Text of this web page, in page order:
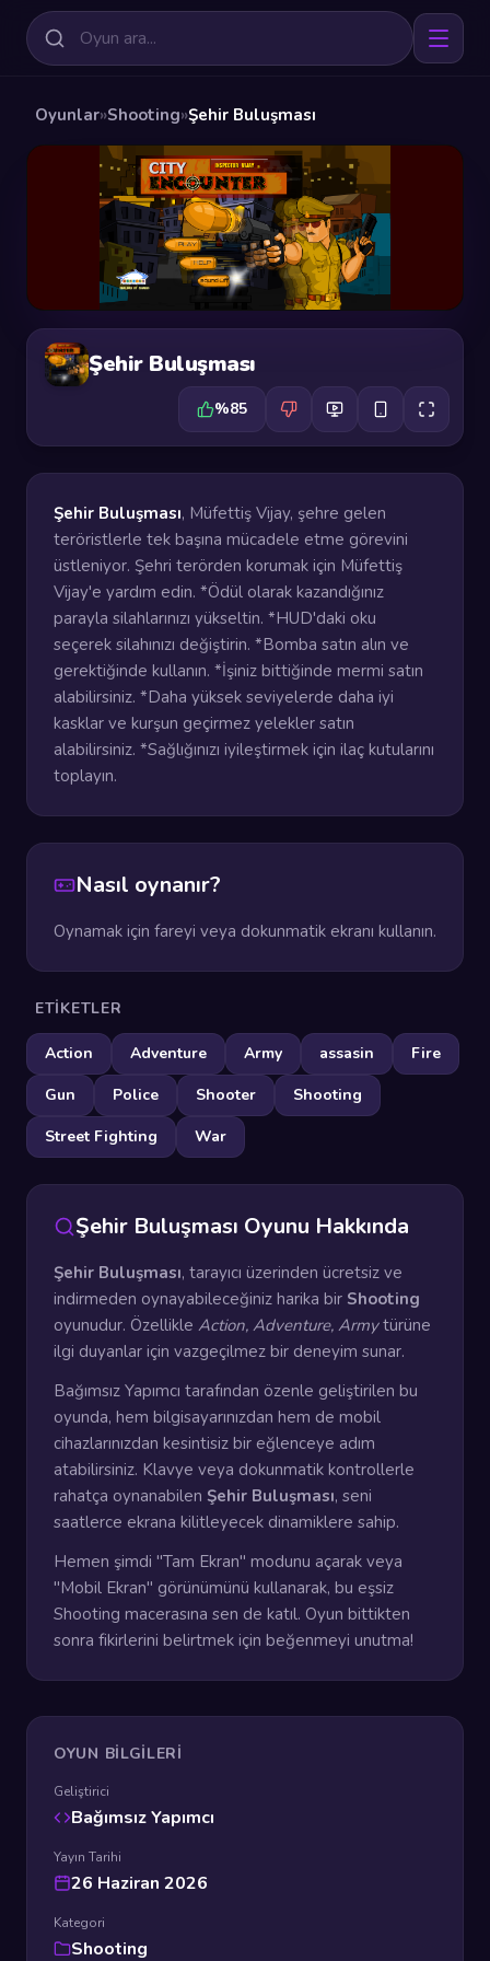
Oyunlar»Shooting»Şehir Buluşması
Şehir Buluşması
%85
Şehir Buluşması, Müfettiş Vijay, şehre gelen
teröristlerle tek başına mücadele etme görevini
üstleniyor. Şehri terörden korumak için Müfettiş
Vijay'e yardım edin. *Ödül olarak kazandığınız
parayla silahlarınızı yükseltin. *HUD'daki oku
seçerek silahınızı değiştirin. *Bomba satın alın ve
gerektiğinde kullanın. *İşiniz bittiğinde mermi satın
alabilirsiniz. *Daha yüksek seviyelerde daha iyi
kasklar ve kurşun geçirmez yelekler satın
alabilirsiniz. *Sağlığınızı iyileştirmek için ilaç kutularını
toplayın.
Nasıl oynanır?
Oynamak için fareyi veya dokunmatik ekranı kullanın.
ETIKETLER
Action Adventure Army assasin
Fire
Gun
Police Shooter
Shooting
Street Fighting
War
Şehir Buluşması Oyunu Hakkında
Şehir Buluşması, tarayıcı üzerinden ücretsiz ve
indirmeden oynayabileceğiniz harika bir Shooting
oyunudur. Özellikle Action, Adventure, Armytürüne
ilgi duyanlar için vazgeçilmez bir deneyim sunar.
Bağımsız Yapımcı tarafından özenle geliştirilen bu
oyunda, hem bilgisayarınızdan hem de mobil
cihazlarınızdan kesintisiz bir eğlenceye adım
atabilirsiniz. Klavye veya dokunmatik kontrollerle
rahatça oynanabilen Şehir Buluşması, seni
saatlerce ekrana kilitleyecek dinamiklere sahip.
Hemen şimdi "Tam Ekran" modunu açarak veya
"Mobil Ekran" görünümünü kullanarak, bu eşsiz
Shooting macerasına sen de katıl. Oyun bittikten
sonra fikirlerini belirtmek için beğenmeyi unutma!
OYUN BILGILERI
Geliştirici
Bağımsız Yapımcı
Yayın Tarihi
26 Haziran 2026
Kategori
Shooting